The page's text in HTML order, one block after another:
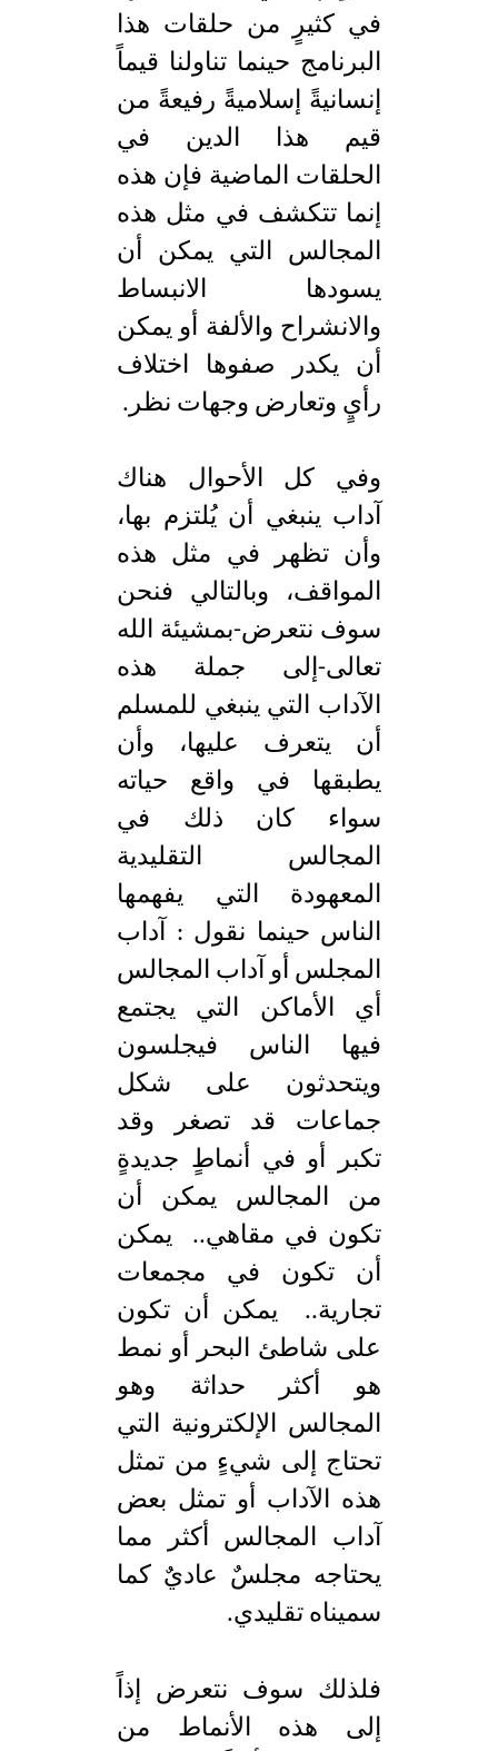
في كثيرٍ من حلقات هذا
البرنامج حينما تناولنا قيماً
إنسانيةً إسلاميةً رفيعةً من
قيم هذا الدين في
الحلقات الماضية فإن هذه
إنما تتكشف في مثل هذه
المجالس التي يمكن أن
يسودها الانبساط
والانشراح والألفة أو يمكن
أن يكدر صفوها اختلاف
رأيٍ وتعارض وجهات نظر.
وفي كل الأحوال هناك
آداب ينبغي أن يُلتزم بها،
وأن تظهر في مثل هذه
المواقف، وبالتالي فنحن
سوف نتعرض-بمشيئة الله
تعالى-إلى جملة هذه
الآداب التي ينبغي للمسلم
أن يتعرف عليها، وأن
يطبقها في واقع حياته
سواء كان ذلك في
المجالس التقليدية
المعهودة التي يفهمها
الناس حينما نقول : آداب
المجلس أو آداب المجالس
أي الأماكن التي يجتمع
فيها الناس فيجلسون
ويتحدثون على شكل
جماعات قد تصغر وقد
تكبر أو في أنماطٍ جديدةٍ
من المجالس يمكن أن
تكون في مقاهي.. يمكن
أن تكون في مجمعات
تجارية.. يمكن أن تكون
على شاطئ البحر أو نمط
هو أكثر حداثة وهو
المجالس الإلكترونية التي
تحتاج إلى شيءٍ من تمثل
هذه الآداب أو تمثل بعض
آداب المجالس أكثر مما
يحتاجه مجلسٌ عاديٌ كما
سميناه تقليدي.
فلذلك سوف نتعرض إذاً
إلى هذه الأنماط من